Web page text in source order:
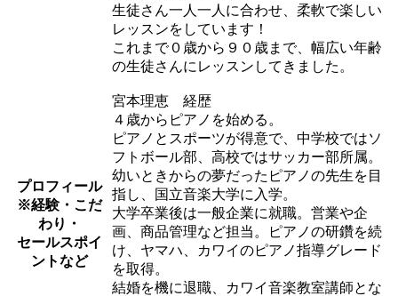
プロフィール
※経験・こだ
わり・
セールスポイ
ントなど
生徒さん一人一人に合わせ、柔軟で楽しい
レッスンをしています！
これまで０歳から９０歳まで、幅広い年齢
の生徒さんにレッスンしてきました。
宮本理恵 経歴
４歳からピアノを始める。
ピアノとスポーツが得意で、中学校ではソ
フトボール部、高校ではサッカー部所属。
幼いときからの夢だったピアノの先生を目
指し、国立音楽大学に入学。
大学卒業後は一般企業に就職。営業や企
画、商品管理など担当。ピアノの研鑽を続
け、ヤマハ、カワイのピアノ指導グレード
を取得。
結婚を機に退職、カワイ音楽教室講師とな